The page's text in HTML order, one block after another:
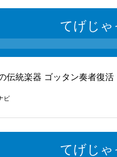
てげじゃ
伝統楽器 ゴッタン奏者復活
ビ
てげじゃ